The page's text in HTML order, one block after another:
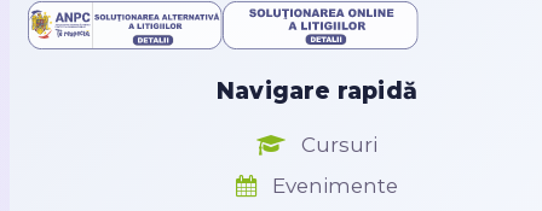
Navigare rapidă
Cursuri
Evenimente